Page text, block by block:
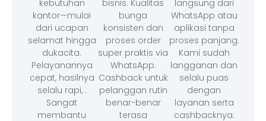
kebutuhan
kantor—mulai
dari ucapan
selamat hingga
dukacita.
Pelayanannya
cepat, hasilnya
selalu rapi, .
Sangat
membantu
bisnis. Kualitas
bunga
konsisten dan
proses order
super praktis via
WhatsApp.
Cashback untuk
pelanggan rutin
benar-benar
terasa
langsung dari
WhatsApp atau
aplikasi tanpa
proses panjang.
Kami sudah
langganan dan
selalu puas
dengan
layanan serta
cashbacknya.